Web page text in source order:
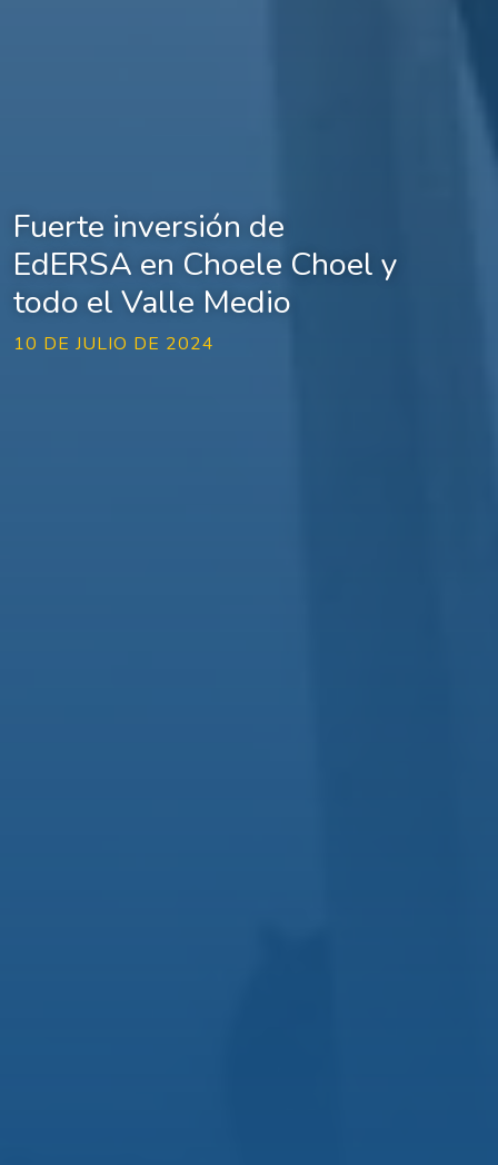
Fuerte inversión de
EdERSA en Choele Choel y
todo el Valle Medio
10 DE JULIO DE 2024